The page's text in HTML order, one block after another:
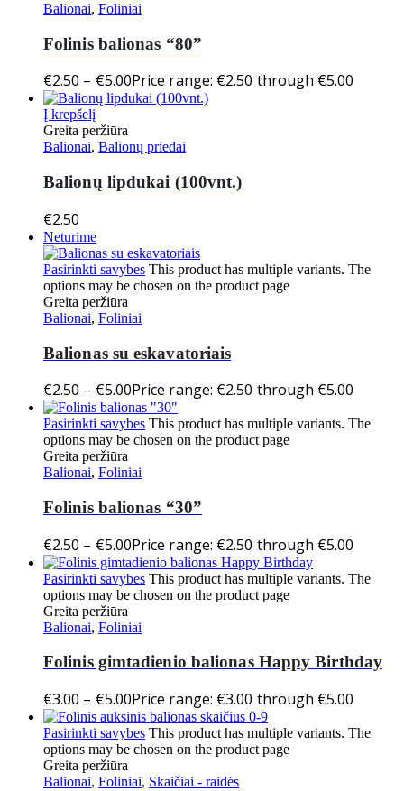
Balionai, Foliniai
Folinis balionas “80”
€2.50 – €5.00Price range: €2.50 through €5.00
Į krepšelį
Greita peržiūra
Balionai, Balionų priedai
Balionų lipdukai (100vnt.)
€2.50
Neturime
Pasirinkti savybes This product has multiple variants. The
options may be chosen on the product page
Greita peržiūra
Balionai, Foliniai
Balionas su eskavatoriais
€2.50 – €5.00Price range: €2.50 through €5.00
Pasirinkti savybes This product has multiple variants. The
options may be chosen on the product page
Greita peržiūra
Balionai, Foliniai
Folinis balionas “30”
€2.50 – €5.00Price range: €2.50 through €5.00
Pasirinkti savybes This product has multiple variants. The
options may be chosen on the product page
Greita peržiūra
Balionai, Foliniai
Folinis gimtadienio balionas Happy Birthday
€3.00 – €5.00Price range: €3.00 through €5.00
Pasirinkti savybes This product has multiple variants. The
options may be chosen on the product page
Greita peržiūra
Balionai, Foliniai, Skaičiai - raidės